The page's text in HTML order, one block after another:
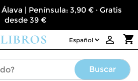
Álava | Península: 3,90 € · Gratis
desde 39 €
shopping_cart

Buscar